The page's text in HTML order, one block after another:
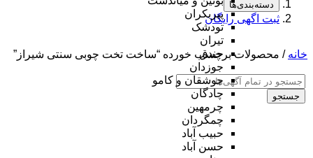
پیربکران
تودشک
تیران
جندق
جوزدان
جوشقان و کامو
چادگان
چرمهین
چمگردان
حبیب آباد
حسن آباد
دسته‌بندی‌ها
ثبت اگهی رایگان
خانه / محصولات برچسب خورده “ساخت تخت چوبی سنتی شیراز”
جستجو